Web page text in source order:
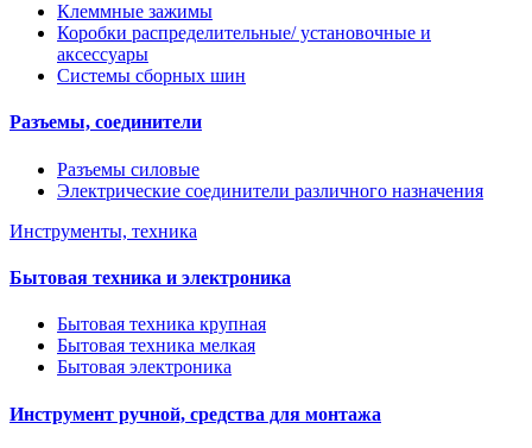
Клеммные зажимы
Коробки распределительные/ установочные и
аксессуары
Системы сборных шин
Разъемы, соединители
Разъемы силовые
Электрические соединители различного назначения
Инструменты, техника
Бытовая техника и электроника
Бытовая техника крупная
Бытовая техника мелкая
Бытовая электроника
Инструмент ручной, средства для монтажа